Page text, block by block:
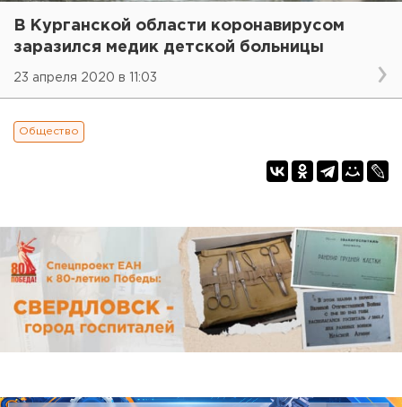
В Курганской области коронавирусом
заразился медик детской больницы
23 апреля 2020 в 11:03
Общество